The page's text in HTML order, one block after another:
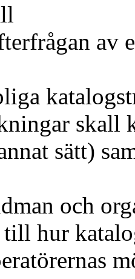
av
skall
sätt)
och
hur